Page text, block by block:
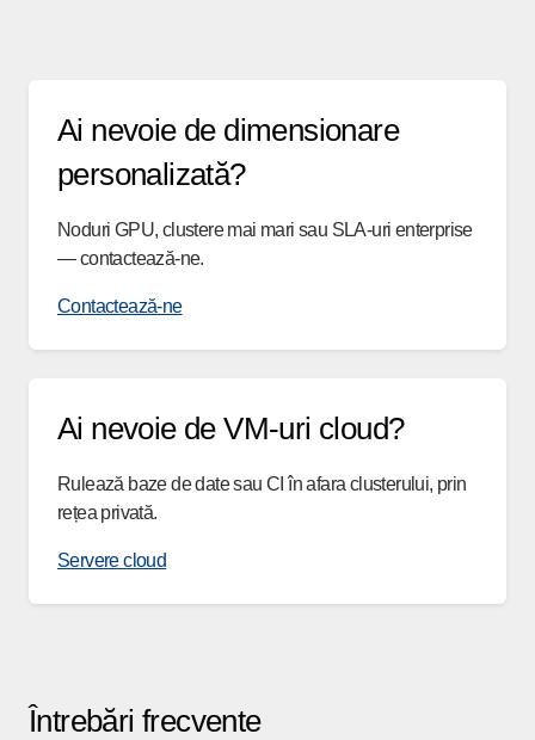
Ai nevoie de dimensionare
personalizată?
Noduri GPU, clustere mai mari sau SLA-uri enterprise
— contactează-ne.
Contactează-ne
Ai nevoie de VM-uri cloud?
Rulează baze de date sau CI în afara clusterului, prin
rețea privată.
Servere cloud
Întrebări frecvente